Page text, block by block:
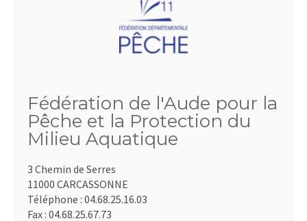
Fédération de l'Aude pour la
Pêche et la Protection du
Milieu Aquatique
3 Chemin de Serres
11000 CARCASSONNE
Téléphone : 04.68.25.16.03
Fax : 04.68.25.67.73